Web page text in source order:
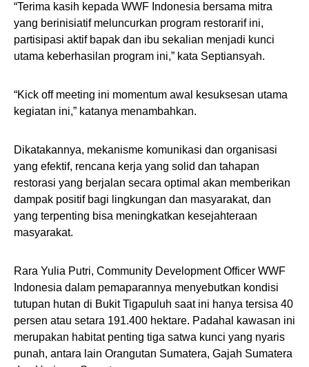
“Terima kasih kepada WWF Indonesia bersama mitra
yang berinisiatif meluncurkan program restorarif ini,
partisipasi aktif bapak dan ibu sekalian menjadi kunci
utama keberhasilan program ini,” kata Septiansyah.
“Kick off meeting ini momentum awal kesuksesan utama
kegiatan ini,” katanya menambahkan.
Dikatakannya, mekanisme komunikasi dan organisasi
yang efektif, rencana kerja yang solid dan tahapan
restorasi yang berjalan secara optimal akan memberikan
dampak positif bagi lingkungan dan masyarakat, dan
yang terpenting bisa meningkatkan kesejahteraan
masyarakat.
Rara Yulia Putri, Community Development Officer WWF
Indonesia dalam pemaparannya menyebutkan kondisi
tutupan hutan di Bukit Tigapuluh saat ini hanya tersisa 40
persen atau setara 191.400 hektare. Padahal kawasan ini
merupakan habitat penting tiga satwa kunci yang nyaris
punah, antara lain Orangutan Sumatera, Gajah Sumatera